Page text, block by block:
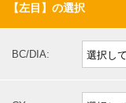
【左目】の選択
BC/DIA: